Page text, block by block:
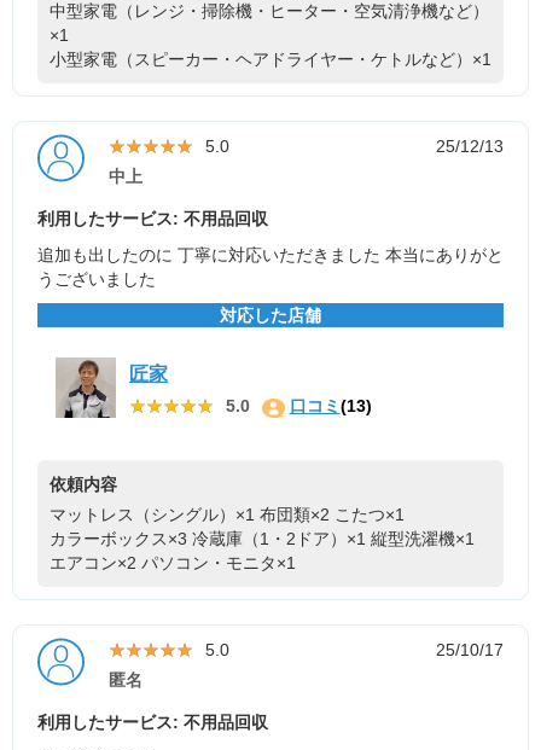
中型家電（レンジ・掃除機・ヒーター・空気清浄機など）
×1
小型家電（スピーカー・ヘアドライヤー・ケトルなど）×1
★★★★★
★★★★★ 5.0
25/12/13
中上
利用したサービス: 不用品回収
追加も出したのに 丁寧に対応いただきました 本当にありがと
うございました
対応した店舗
匠家
★★★★★
★★★★★ 5.0 口コミ(13)
依頼内容
マットレス（シングル）×1 布団類×2 こたつ×1
カラーボックス×3 冷蔵庫（1・2ドア）×1 縦型洗濯機×1
エアコン×2 パソコン・モニタ×1
★★★★★
★★★★★ 5.0
25/10/17
匿名
利用したサービス: 不用品回収